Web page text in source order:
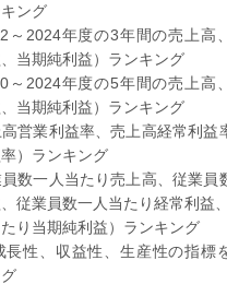
ング
～2024年度の3年間の売上高
当期純利益）ランキング
～2024年度の5年間の売上高
当期純利益）ランキング
営業利益率、売上高経常利益
）ランキング
数一人当たり売上高、従業員
従業員数一人当たり経常利益、
り当期純利益）ランキング
長性、収益性、生産性の指標